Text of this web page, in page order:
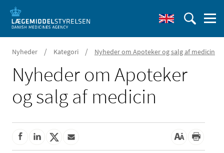
Nyheder / Kategori / Nyheder om Apoteker og salg af medicin
Nyheder om Apoteker
og salg af medicin